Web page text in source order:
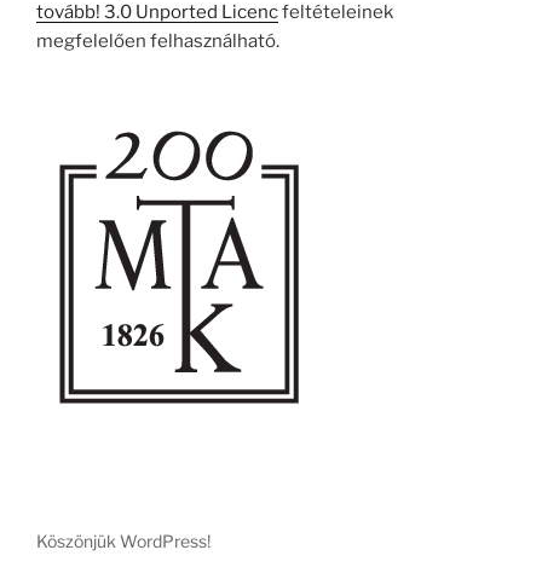
tovább! 3.0 Unported Licencfeltételeinek
megfelelően felhasználható.
Köszönjük WordPress!